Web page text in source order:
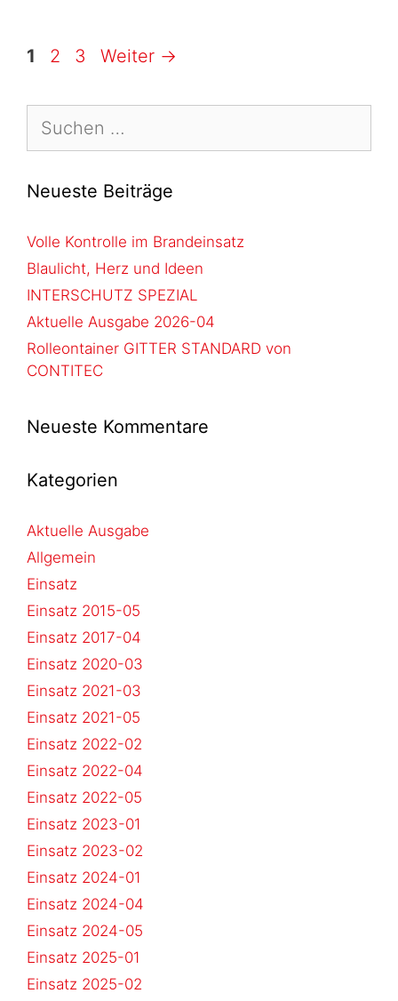
1 2 3 Weiter →
Neueste Beiträge
Volle Kontrolle im Brandeinsatz
Blaulicht, Herz und Ideen
INTERSCHUTZ SPEZIAL
Aktuelle Ausgabe 2026-04
Rolleontainer GITTER STANDARD von
CONTITEC
Neueste Kommentare
Kategorien
Aktuelle Ausgabe
Allgemein
Einsatz
Einsatz 2015-05
Einsatz 2017-04
Einsatz 2020-03
Einsatz 2021-03
Einsatz 2021-05
Einsatz 2022-02
Einsatz 2022-04
Einsatz 2022-05
Einsatz 2023-01
Einsatz 2023-02
Einsatz 2024-01
Einsatz 2024-04
Einsatz 2024-05
Einsatz 2025-01
Einsatz 2025-02